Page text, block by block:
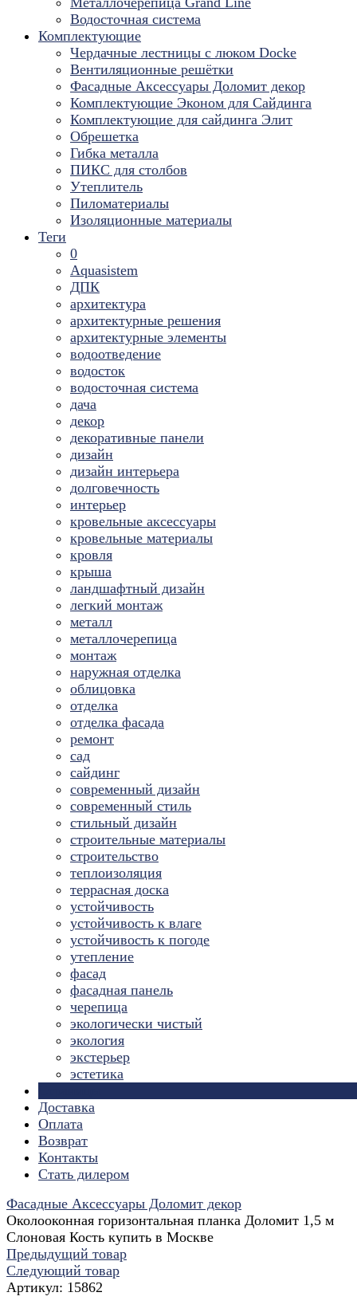
Водосточная система
Комплектующие
Чердачные лестницы с люком Docke
Вентиляционные решётки
Фасадные Аксессуары Доломит декор
Комплектующие Эконом для Сайдинга
Комплектующие для cайдинга Элит
Обрешетка
Гибка металла
ПИКС для столбов
Утеплитель
Пиломатериалы
Изоляционные материалы
Теги
0
Aquasistem
ДПК
архитектура
архитектурные решения
архитектурные элементы
водоотведение
водосток
водосточная система
дача
декор
декоративные панели
дизайн
дизайн интерьера
долговечность
интерьер
кровельные аксессуары
кровельные материалы
кровля
крыша
ландшафтный дизайн
легкий монтаж
металл
металлочерепица
монтаж
наружная отделка
облицовка
отделка
отделка фасада
ремонт
сад
сайдинг
современный дизайн
современный стиль
стильный дизайн
строительные материалы
строительство
теплоизоляция
террасная доска
устойчивость
устойчивость к влаге
устойчивость к погоде
утепление
фасад
фасадная панель
черепица
экологически чистый
экология
экстерьер
эстетика
Доставка
Оплата
Возврат
Контакты
Стать дилером
Фасадные Аксессуары Доломит декор
Околооконная горизонтальная планка Доломит 1,5 м
Слоновая Кость купить в Москве
Предыдущий товар
Следующий товар
Артикул: 15862